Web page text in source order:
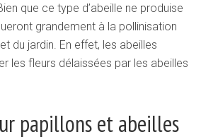
que ce type d’abeille ne produise
grandement à la pollinisation
du jardin. En effet, les abeilles
les fleurs délaissées par les abeilles
papillons et abeilles